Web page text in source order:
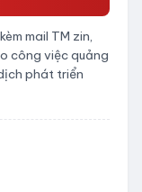
mail TM zin,
công việc quảng
phát triển